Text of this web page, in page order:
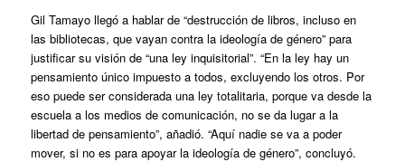
Gil Tamayo llegó a hablar de “destrucción de libros, incluso en
las bibliotecas, que vayan contra la ideología de género” para
justificar su visión de “una ley inquisitorial”. “En la ley hay un
pensamiento único impuesto a todos, excluyendo los otros. Por
eso puede ser considerada una ley totalitaria, porque va desde la
escuela a los medios de comunicación, no se da lugar a la
libertad de pensamiento”, añadió. “Aquí nadie se va a poder
mover, si no es para apoyar la ideología de género”, concluyó.